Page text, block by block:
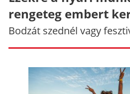
rengeteg embert
Bodzát szednél vagy